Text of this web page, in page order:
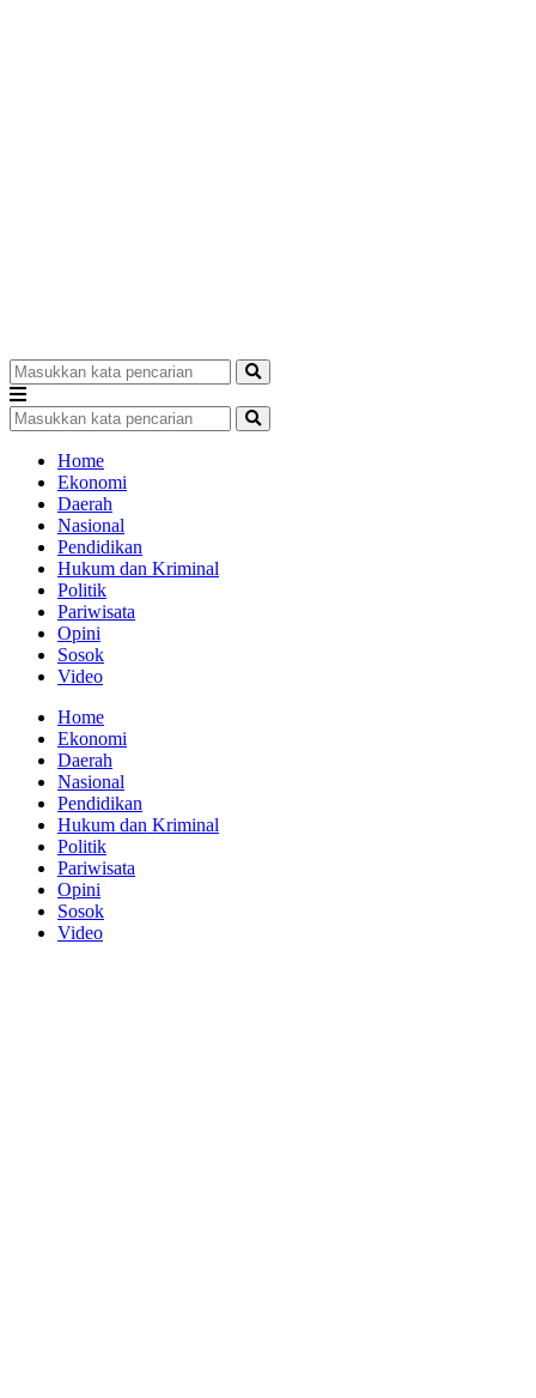
Home
Ekonomi
Daerah
Nasional
Pendidikan
Hukum dan Kriminal
Politik
Pariwisata
Opini
Sosok
Video
Home
Ekonomi
Daerah
Nasional
Pendidikan
Hukum dan Kriminal
Politik
Pariwisata
Opini
Sosok
Video